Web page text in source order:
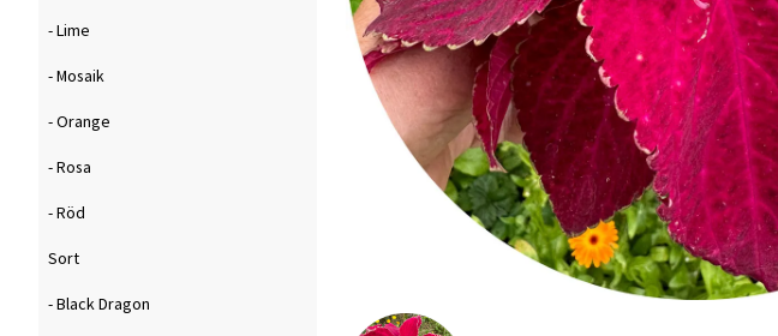
- Lime
- Mosaik
- Orange
- Rosa
- Röd
Sort
- Black Dragon